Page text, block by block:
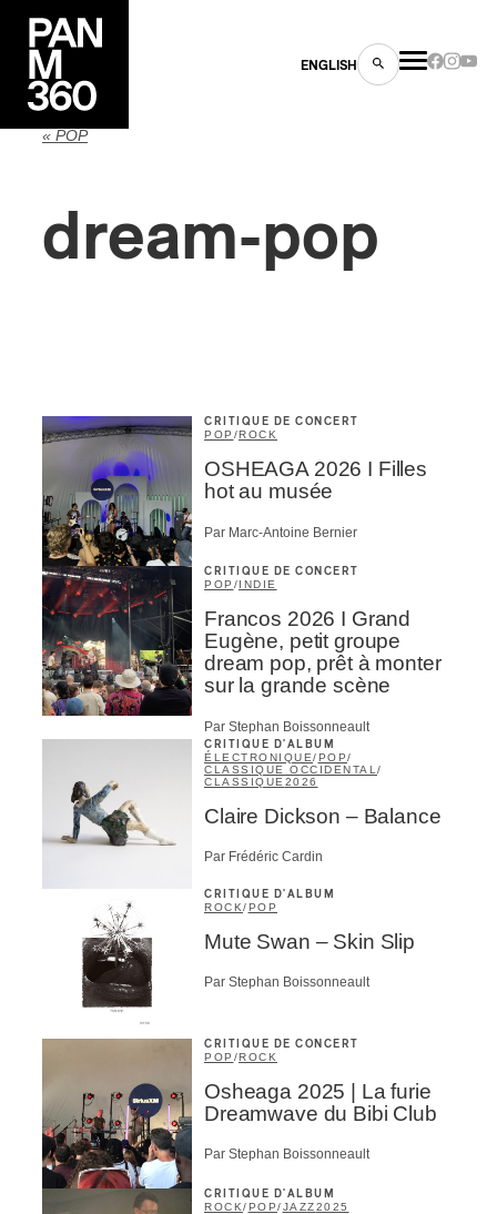
ENGLISH
« POP
dream-pop
CRITIQUE DE CONCERT
POP /ROCK
OSHEAGA 2026 I Filles
hot au musée
Par Marc-Antoine Bernier
CRITIQUE DE CONCERT
POP /INDIE
Francos 2026 I Grand
Eugène, petit groupe
dream pop, prêt à monter
sur la grande scène
Par Stephan Boissonneault
CRITIQUE D'ALBUM
ÉLECTRONIQUE/POP/
CLASSIQUE OCCIDENTAL /
CLASSIQUE 2026
Claire Dickson – Balance
Par Frédéric Cardin
CRITIQUE D'ALBUM
ROCK/POP
Mute Swan – Skin Slip
Par Stephan Boissonneault
CRITIQUE DE CONCERT
POP /ROCK
Osheaga 2025 | La furie
Dreamwave du Bibi Club
Par Stephan Boissonneault
CRITIQUE D'ALBUM
ROCK/POP/JAZZ2025